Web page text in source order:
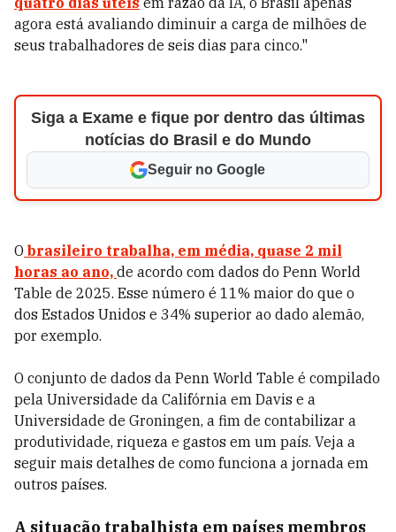
agora está avaliando diminuir a carga de milhões de
seus trabalhadores de seis dias para cinco."
Siga a Exame e fique por dentro das últimas
notícias do Brasil e do Mundo
Seguir no Google
O brasileiro trabalha, em média, quase 2 mil
horas ao ano, de acordo com dados do Penn World
Table de 2025. Esse número é 11% maior do que o
dos Estados Unidos e 34% superior ao dado alemão,
por exemplo.
O conjunto de dados da Penn World Table é compilado
pela Universidade da Califórnia em Davis e a
Universidade de Groningen, a fim de contabilizar a
produtividade, riqueza e gastos em um país. Veja a
seguir mais detalhes de como funciona a jornada em
outros países.
A situação trabalhista em países membros